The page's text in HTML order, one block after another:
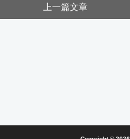
上一篇文章